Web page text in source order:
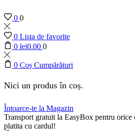
0 0
0 Lista de favorite
0 lei0.00 0
0 Coș Cumpărături
Nici un produs în coș.
Întoarce-te la Magazin
Transport gratuit la EasyBox pentru orice
platita cu cardul!